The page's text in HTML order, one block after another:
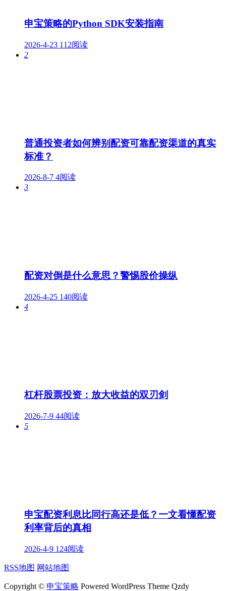
申宝策略的Python SDK安装指南
2026-4-23 112阅读
2
普通投资者如何辨别配资可靠配资渠道的真实
标准？
2026-8-7 4阅读
3
配资对倒是什么意思？警惕股价操纵
2026-4-25 140阅读
4
杠杆股票投资：放大收益的双刃剑
2026-7-9 44阅读
5
申宝配资利息比同行高还是低？一文看懂配资
利率背后的真相
2026-4-9 124阅读
RSS地图 网站地图
Copyright © 申宝策略 Powered WordPress Theme Qzdy